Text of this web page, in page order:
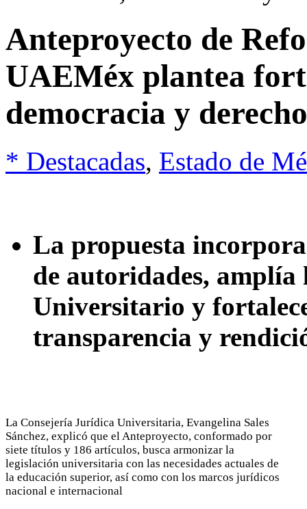
Anteproyecto de
UAEMéx plantea
democracia y
* Destacadas, Estado de
La propuesta
de autoridades, amplía
Universitario y
transparencia y
La Consejería Jurídica Universitaria, Evangelina Sales
Sánchez, explicó que el Anteproyecto, conformado por
siete títulos y 186 artículos, busca armonizar la
legislación universitaria con las necesidades actuales de
la educación superior, así como con los marcos jurídicos
nacional e internacional